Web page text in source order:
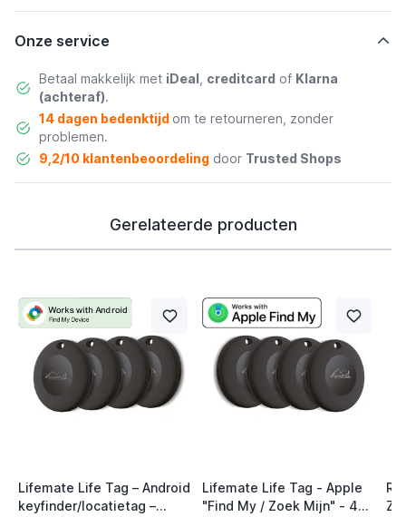
Onze service
Betaal makkelijk met iDeal creditcard of Klarna
(achteraf).
14 dagen bedenktijd om te retourneren, zonder
problemen.
9,2/10 klantenbeoordelingdoor Trusted Shops
Gerelateerde producten
Lifemate Life Tag – Android
keyfinder/locatietag –
Lifemate Life Tag - Apple
"Find My / Zoek Mijn" - 4